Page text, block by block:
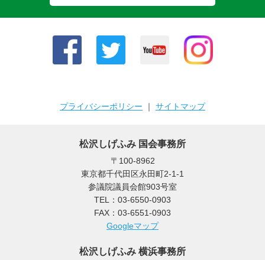
プライバシーポリシー ｜ サイトマップ
松沢しげふみ 国会事務所
〒100-8962
東京都千代田区永田町2-1-1
参議院議員会館903号室
TEL：03-6550-0903
FAX：03-6551-0903
Googleマップ
松沢しげふみ 横浜事務所